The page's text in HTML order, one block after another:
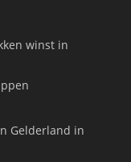
winst in
Gelderland in